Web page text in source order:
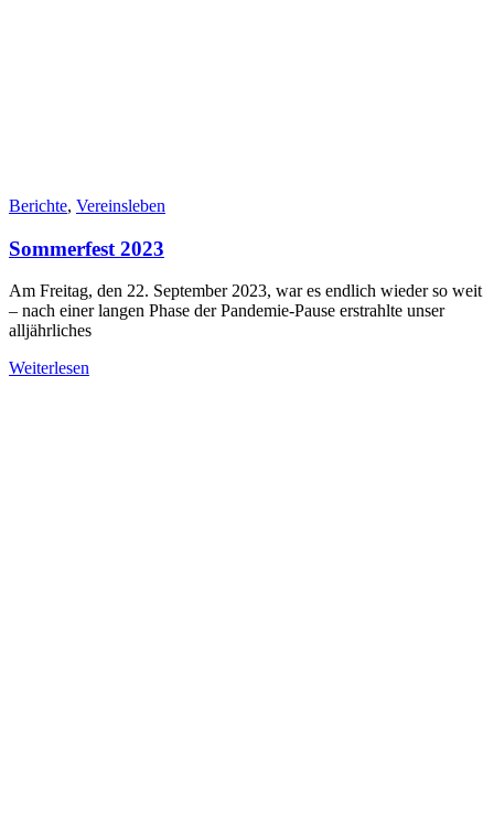
Berichte, Vereinsleben
Sommerfest 2023
Am Freitag, den 22. September 2023, war es endlich wieder so weit
– nach einer langen Phase der Pandemie-Pause erstrahlte unser
alljährliches
Weiterlesen